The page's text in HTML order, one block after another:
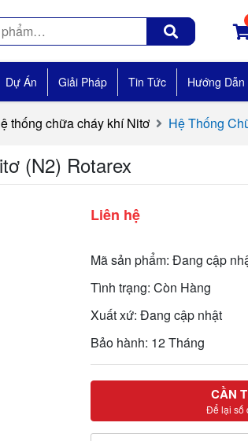
Dự Án Giải Pháp Tin Tức Hướng
thống chữa cháy khí Nitơ Hệ Thống
(N2) Rotarex
Liên hệ
Mã sản phẩm: Đang cập
Tình trạng: Còn Hàng
Xuất xứ: Đang cập nhật
Bảo hành: 12 Tháng
CẦN
Để lại số